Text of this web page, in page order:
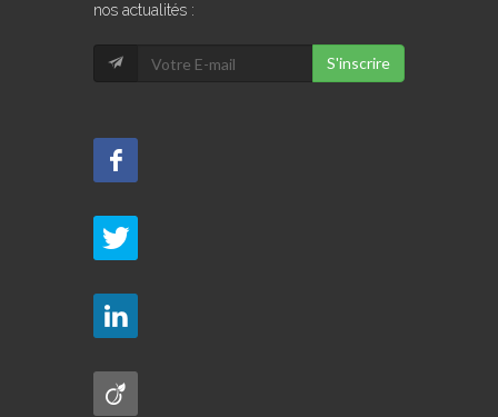
nos actualités :
S'inscrire